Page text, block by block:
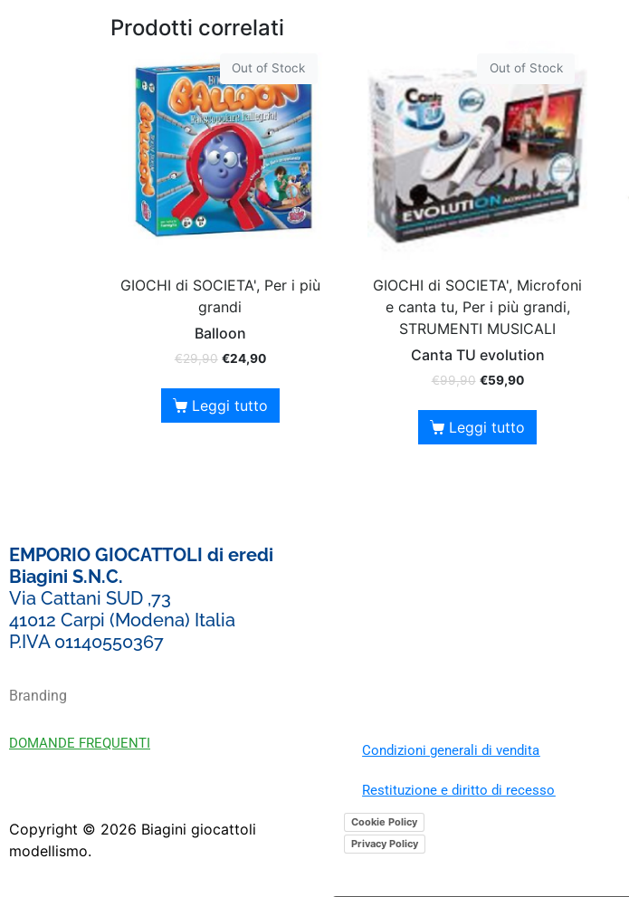
Prodotti correlati
Out of Stock
GIOCHI di SOCIETA', Per i più
grandi
Balloon
€29,90 €24,90
Leggi tutto
Out of Stock
GIOCHI di SOCIETA', Microfoni
e canta tu, Per i più grandi,
STRUMENTI MUSICALI
Canta TU evolution
€99,90 €59,90
Leggi tutto
EMPORIO GIOCATTOLI di eredi
Biagini S.N.C.
Via Cattani SUD ,73
41012 Carpi (Modena) Italia
P.IVA 01140550367
Branding
DOMANDE FREQUENTI Condizioni generali di vendita
Restituzione e diritto di recesso
Copyright © 2026 Biagini giocattoli
modellismo.
Cookie Policy
Privacy Policy